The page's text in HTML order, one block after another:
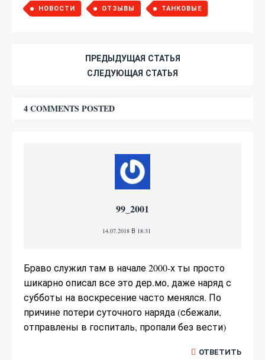
НОВОСТИ ОТЗЫВЫ ТАНКОВЫЕ
ПРЕДЫДУЩАЯ СТАТЬЯ
СЛЕДУЮЩАЯ СТАТЬЯ
4 COMMENTS POSTED
99_2001
14.07.2018 В 18:31
Браво служил там в начале 2000-х ты просто
шикарно описал все это дер.мо, даже наряд с
субботы на воскресение часто менялся. По
причине потери суточного наряда (сбежали,
отправлены в госпиталь, пропали без вести)
ОТВЕТИТЬ